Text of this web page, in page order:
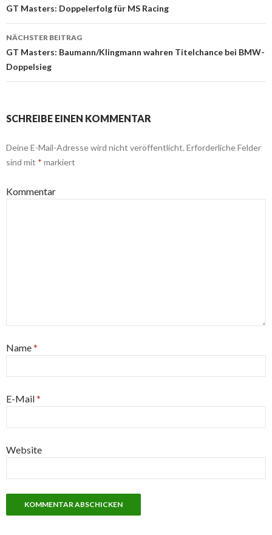
Beitrags-
Navigation
GT Masters: Doppelerfolg für MS Racing
NÄCHSTER BEITRAG
GT Masters: Baumann/Klingmann wahren Titelchance bei BMW-
Doppelsieg
SCHREIBE EINEN KOMMENTAR
Deine E-Mail-Adresse wird nicht veröffentlicht.Erforderliche Felder
sind mit * markiert
Kommentar
Name*
E-Mail*
Website